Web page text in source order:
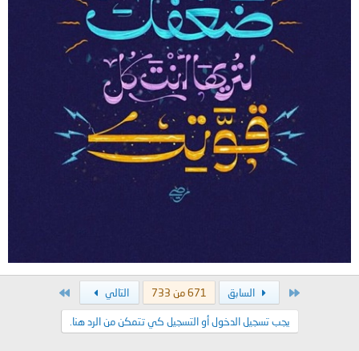
السابق 671 من 733 التالي
يجب تسجيل الدخول أو التسجيل كي تتمكن من الرد هنا.